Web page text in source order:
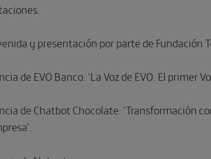
y presentación por parte de Fundación
de EVO Banco: ‘La Voz de EVO. El primer
de Chatbot Chocolate: ‘Transformación